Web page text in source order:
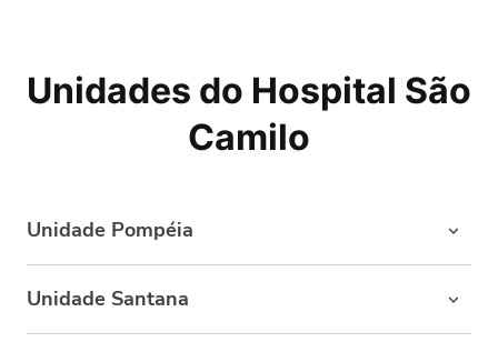
Unidades do Hospital São
Camilo
Unidade Pompéia
Unidade Santana